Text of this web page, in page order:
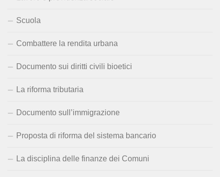
Scuola
Combattere la rendita urbana
Documento sui diritti civili bioetici
La riforma tributaria
Documento sull’immigrazione
Proposta di riforma del sistema bancario
La disciplina delle finanze dei Comuni